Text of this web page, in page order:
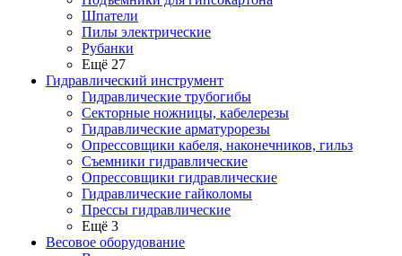
Шпатели
Пилы электрические
Рубанки
Ещё 27
Гидравлический инструмент
Гидравлические трубогибы
Секторные ножницы, кабелерезы
Гидравлические арматурорезы
Опрессовщики кабеля, наконечников, гильз
Съемники гидравлические
Опрессовщики гидравлические
Гидравлические гайколомы
Прессы гидравлические
Ещё 3
Весовое оборудование